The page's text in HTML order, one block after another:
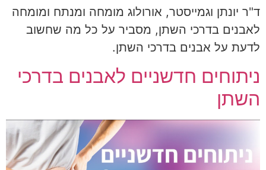
ד"ר יונתן וגמייסטר, אורולוג מומחה ומנתח ומומחה
לאבנים בדרכי השתן, מסביר על כל מה שחשוב
לדעת על אבנים בדרכי השתן.
ניתוחים חדשניים לאבנים בדרכי
השתן